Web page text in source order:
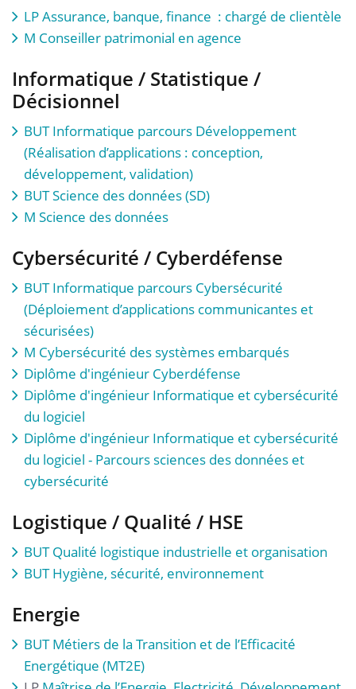
LP Assurance, banque, finance : chargé de clientèle
M Conseiller patrimonial en agence
Informatique / Statistique /
Décisionnel
BUT Informatique parcours Développement
(Réalisation d’applications : conception,
développement, validation)
BUT Science des données (SD)
M Science des données
Cybersécurité / Cyberdéfense
BUT Informatique parcours Cybersécurité
(Déploiement d’applications communicantes et
sécurisées)
M Cybersécurité des systèmes embarqués
Diplôme d'ingénieur Cyberdéfense
Diplôme d'ingénieur Informatique et cybersécurité
du logiciel
Diplôme d'ingénieur Informatique et cybersécurité
du logiciel - Parcours sciences des données et
cybersécurité
Logistique / Qualité / HSE
BUT Qualité logistique industrielle et organisation
BUT Hygiène, sécurité, environnement
Energie
BUT Métiers de la Transition et de l’Efficacité
Energétique (MT2E)